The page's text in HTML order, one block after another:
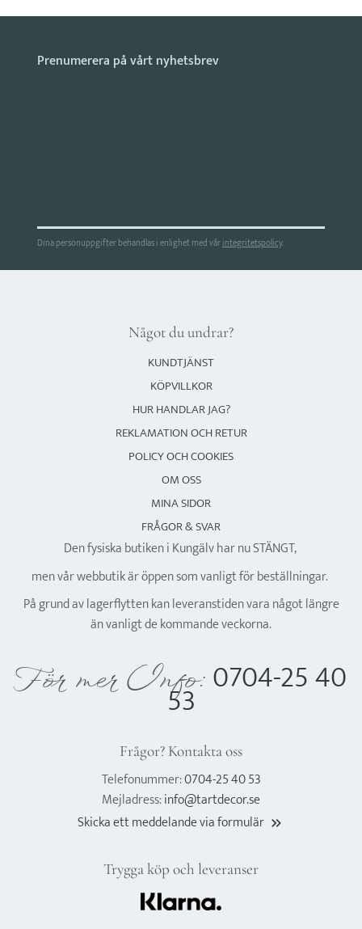
Dina personuppgifter behandlas i enlighet med vårintegritetspolicy.
Något du undrar?
KUNDTJÄNST
KÖPVILLKOR
HUR HANDLAR JAG?
REKLAMATION OCH RETUR
POLICY OCH COOKIES
OM OSS
MINA SIDOR
FRÅGOR & SVAR
Den fysiska butiken i Kungälv har nu STÄNGT,
men vår webbutik är öppen som vanligt för beställningar.
På grund av lagerflytten kan leveranstiden vara något längre
än vanligt de kommande veckorna.
För mer Info: 0704-25 40
53
Frågor? Kontakta oss
Telefonummer:0704-25 40 53
Mejladress:info@tartdecor.se
Skicka ett meddelande via formulär keyboard_double_arrow_right
Trygga köp och leveranser